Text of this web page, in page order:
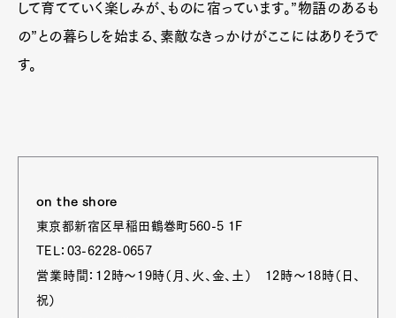
して育てていく楽しみが、ものに宿っています。”物語のあるも
の”との暮らしを始まる、素敵なきっかけがここにはありそうで
す。
on the shore
東京都新宿区早稲田鶴巻町560-5 1F
TEL：03-6228-0657
営業時間：12時～19時（月、火、金、土） 12時～18時（日、
祝）